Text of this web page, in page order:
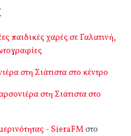
παιδικές χαρές σε Γαλατινή,
στη Σιάτιστα στο κέντρο
στη Σιάτιστα στο
- SieraFMστο